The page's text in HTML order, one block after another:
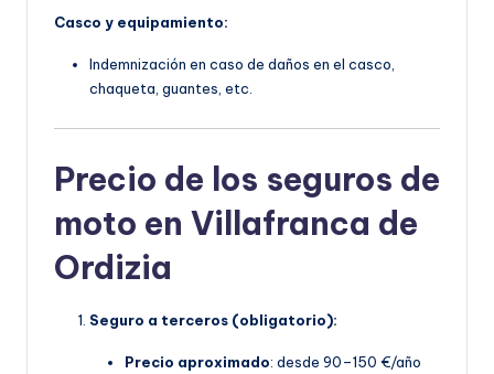
Casco y equipamiento:
Indemnización en caso de daños en el casco,
chaqueta, guantes, etc.
Precio de los seguros de
moto en Villafranca de
Ordizia
Seguro a terceros (obligatorio):
Precio aproximado: desde 90–150 €/año